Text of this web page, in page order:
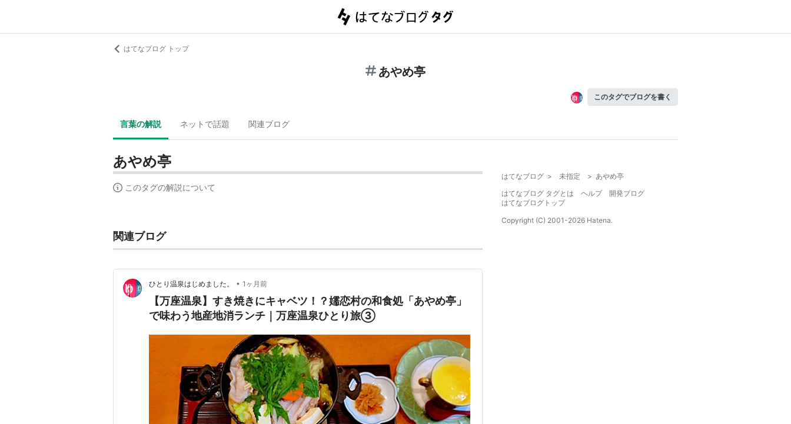
はてなブログ トップ
あやめ亭
このタグでブログを書く
言葉の解説 ネットで話題 関連ブログ
あやめ亭
このタグの解説について
関連ブログ
ひとり温泉はじめました。 • 1ヶ月前
​【万座温泉】すき焼きにキャベツ！？嬬恋村の和食処「あやめ亭」
で味わう地産地消ランチ｜万座温泉ひとり旅③
はてなブログ > 未指定 > あやめ亭
はてなブログ タグとは
ヘルプ
開発ブログ
はてなブログトップ
Copyright (C) 2001-2026 Hatena.